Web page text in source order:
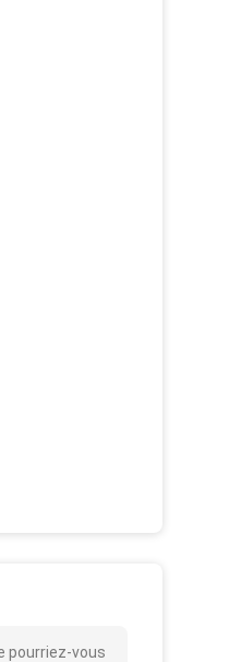
pourriez-vous